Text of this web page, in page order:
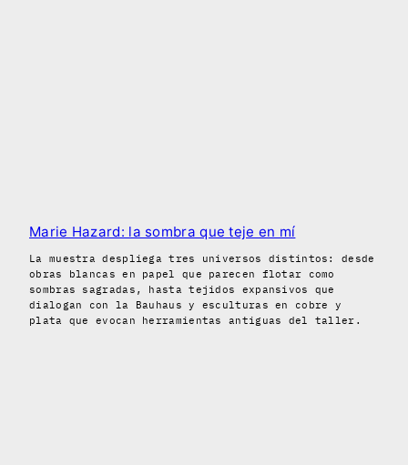
Marie Hazard: la sombra que teje en mí
La muestra despliega tres universos distintos: desde
obras blancas en papel que parecen flotar como
sombras sagradas, hasta tejidos expansivos que
dialogan con la Bauhaus y esculturas en cobre y
plata que evocan herramientas antiguas del taller.